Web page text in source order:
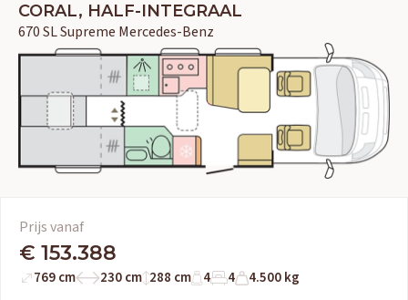
CORAL, HALF-INTEGRAAL
670 SL Supreme Mercedes-Benz
Prijs vanaf
€ 153.388
769 cm 230 cm 288 cm 4 4 4.500 kg